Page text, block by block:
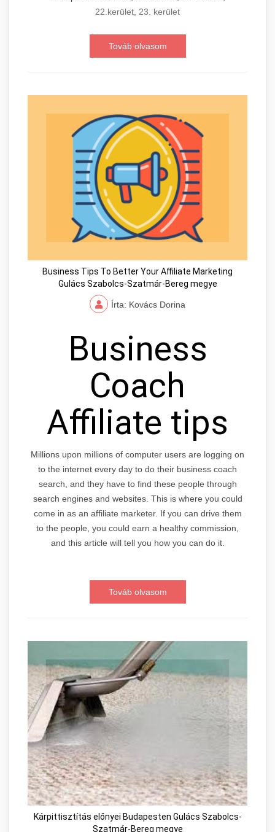
22.kerület, 23. kerület
Továb olvasom
Business Tips To Better Your Affiliate Marketing
Gulács Szabolcs-Szatmár-Bereg megye
Írta: Kovács Dorina
Business
Coach
Affiliate tips
Millions upon millions of computer users are logging on
to the internet every day to do their business coach
search, and they have to find these people through
search engines and websites. This is where you could
come in as an affiliate marketer. If you can drive them
to the people, you could earn a healthy commission,
and this article will tell you how you can do it.
Továb olvasom
Kárpittisztítás előnyei Budapesten Gulács Szabolcs-
Szatmár-Bereg megye